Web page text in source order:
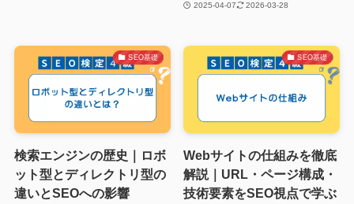
2025-04-07 2026-03-28
SEO基礎
検索エンジンの歴史｜ロボ
ット型とディレクトリ型の
違いとSEOへの影響
SEO基礎
Webサイトの仕組みを徹底
解説｜URL・ページ構成・
技術要素をSEO視点で学ぶ